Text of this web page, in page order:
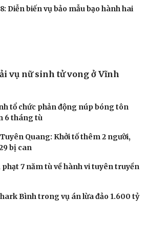
hợp có thể nộp tiền để hưởng án
tù
việc tự động cập nhật, điều chỉnh
bẫy "việc nhẹ lương cao" ở